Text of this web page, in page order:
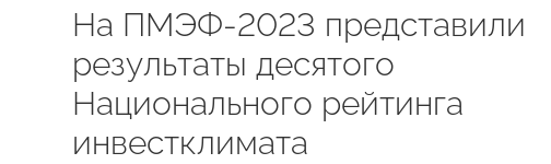
На ПМЭФ-2023 представили
результаты десятого
Национального рейтинга
инвестклимата